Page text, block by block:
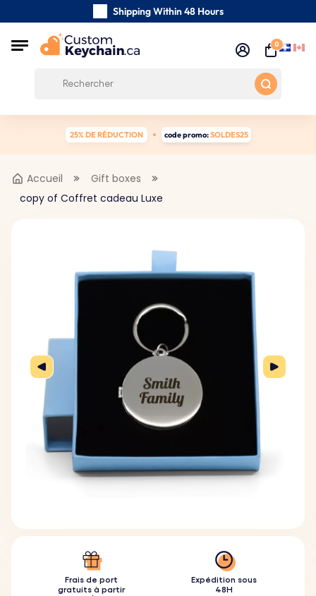
Shipping Within 48 Hours
Customer reviews:
0
25% DE RÉDUCTION code promo:SOLDES25
Accueil
Gift boxes
copy of Coffret cadeau Luxe
Frais de port
gratuits à partir
Expédition sous
48H